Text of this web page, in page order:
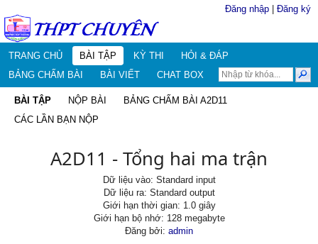
Đăng nhập Đăng ký
TRANG CHỦ BÀI TẬP KỲ THI
HỎI & ĐÁP
BẢNG CHẤM BÀI
BÀI VIẾT CHAT BOX
BÀI TẬP NỘP BÀI
BẢNG CHẤM BÀI A2D11
CÁC LẦN BẠN NỘP
A2D11 - Tổng hai ma trận
Dữ liệu vào: Standard input
Dữ liệu ra: Standard output
Giới hạn thời gian: 1.0 giây
Giới hạn bộ nhớ: 128 megabyte
Đăng bởi: admin